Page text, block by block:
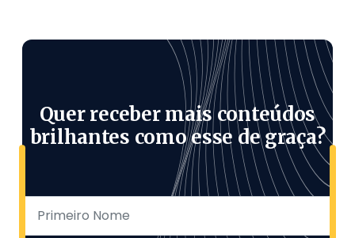
Quer receber mais conteúdos
brilhantes como esse de graça?